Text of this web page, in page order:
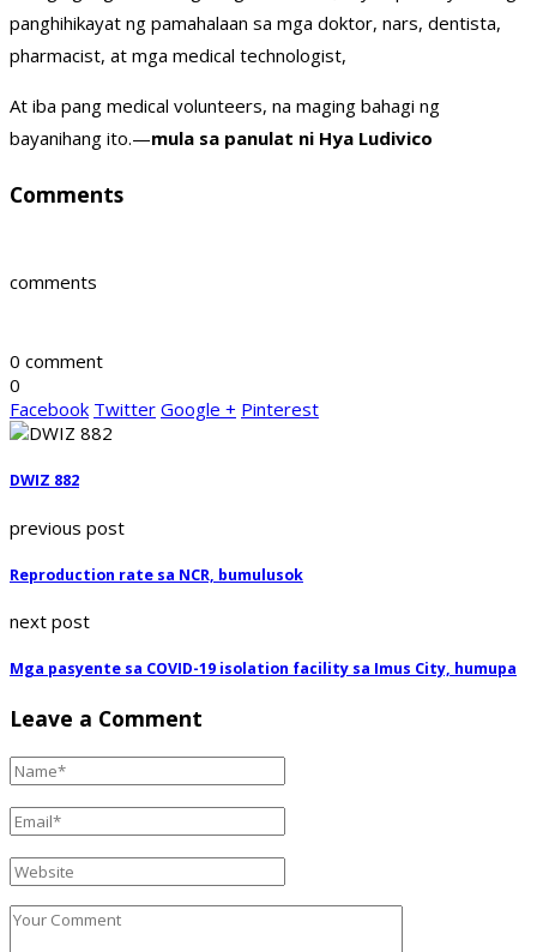
panghihikayat ng pamahalaan sa mga doktor, nars, dentista,
pharmacist, at mga medical technologist,
At iba pang medical volunteers, na maging bahagi ng
bayanihang ito.—mula sa panulat ni Hya Ludivico
Comments
comments
0 comment
0
Facebook Twitter Google + Pinterest
DWIZ 882
previous post
Reproduction rate sa NCR, bumulusok
next post
Mga pasyente sa COVID-19 isolation facility sa Imus City, humupa
Leave a Comment